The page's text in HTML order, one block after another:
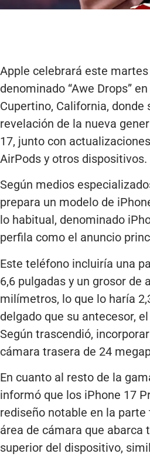
Apple celebrará este
denominado “Awe Drops”
Cupertino, California, donde
revelación de la nueva
17, junto con
AirPods y otros dispositivos.
Según medios
prepara un modelo de
lo habitual, denominado
perfila como el anuncio
Este teléfono incluiría una
6,6 pulgadas y un grosor de
milímetros, lo que lo haría
delgado que su antecesor,
Según trascendió,
cámara trasera de 24
En cuanto al resto de la
informó que los iPhone 17
rediseño notable en la parte
área de cámara que abarca
superior del dispositivo,